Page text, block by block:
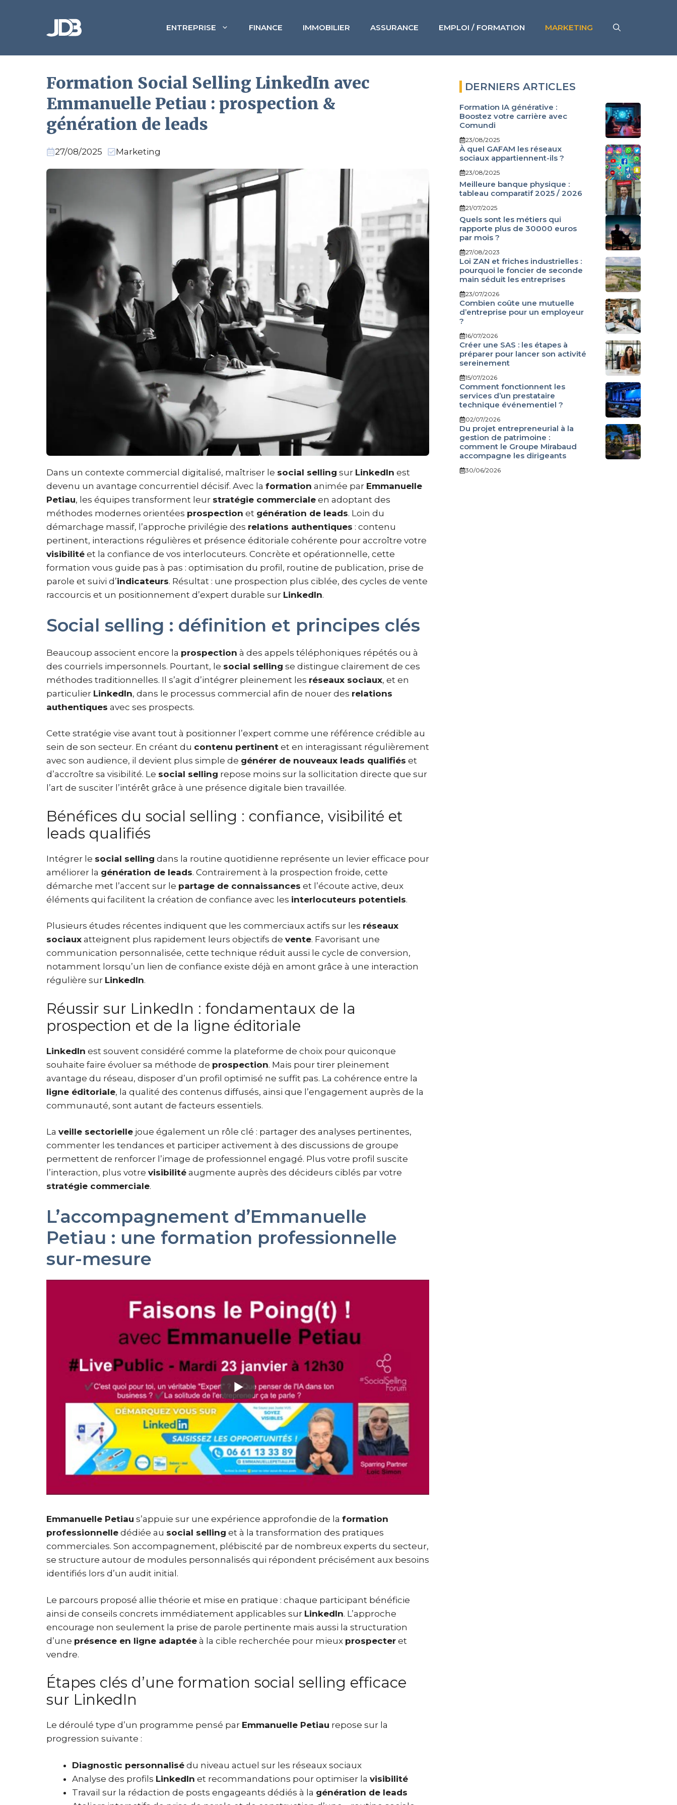
ENTREPRISE FINANCE IMMOBILIER ASSURANCE EMPLOI / FORMATION MARKETING
Formation Social Selling LinkedIn avec
Emmanuelle Petiau : prospection &
génération de leads
27/08/2025 Marketing
Dans un contexte commercial digitalisé, maîtriser le social selling sur LinkedIn est
devenu un avantage concurrentiel décisif. Avec la formation animée par Emmanuelle
Petiau, les équipes transforment leur stratégie commerciale en adoptant des
méthodes modernes orientées prospection et génération de leads. Loin du
démarchage massif, l’approche privilégie des relations authentiques : contenu
pertinent, interactions régulières et présence éditoriale cohérente pour accroître votre
visibilité et la confiance de vos interlocuteurs. Concrète et opérationnelle, cette
formation vous guide pas à pas : optimisation du profil, routine de publication, prise de
parole et suivi d’indicateurs. Résultat : une prospection plus ciblée, des cycles de vente
raccourcis et un positionnement d’expert durable sur LinkedIn.
Social selling : définition et principes clés
Beaucoup associent encore la prospection à des appels téléphoniques répétés ou à
des courriels impersonnels. Pourtant, le social selling se distingue clairement de ces
méthodes traditionnelles. Il s’agit d’intégrer pleinement les réseaux sociaux, et en
particulier LinkedIn, dans le processus commercial afin de nouer des relations
authentiques avec ses prospects.
Cette stratégie vise avant tout à positionner l’expert comme une référence crédible au
sein de son secteur. En créant du contenu pertinent et en interagissant régulièrement
avec son audience, il devient plus simple de générer de nouveaux leads qualifiés et
d’accroître sa visibilité. Le social selling repose moins sur la sollicitation directe que sur
l’art de susciter l’intérêt grâce à une présence digitale bien travaillée.
Bénéfices du social selling : confiance, visibilité et
leads qualifiés
Intégrer le social selling dans la routine quotidienne représente un levier efficace pour
améliorer la génération de leads. Contrairement à la prospection froide, cette
démarche met l’accent sur le partage de connaissances et l’écoute active, deux
éléments qui facilitent la création de confiance avec les interlocuteurs potentiels.
Plusieurs études récentes indiquent que les commerciaux actifs sur les réseaux
sociaux atteignent plus rapidement leurs objectifs de vente. Favorisant une
communication personnalisée, cette technique réduit aussi le cycle de conversion,
notamment lorsqu’un lien de confiance existe déjà en amont grâce à une interaction
régulière sur LinkedIn.
Réussir sur LinkedIn : fondamentaux de la
prospection et de la ligne éditoriale
LinkedIn est souvent considéré comme la plateforme de choix pour quiconque
souhaite faire évoluer sa méthode de prospection. Mais pour tirer pleinement
avantage du réseau, disposer d’un profil optimisé ne suffit pas. La cohérence entre la
ligne éditoriale, la qualité des contenus diffusés, ainsi que l’engagement auprès de la
communauté, sont autant de facteurs essentiels.
La veille sectorielle joue également un rôle clé : partager des analyses pertinentes,
commenter les tendances et participer activement à des discussions de groupe
permettent de renforcer l’image de professionnel engagé. Plus votre profil suscite
l’interaction, plus votre visibilité augmente auprès des décideurs ciblés par votre
stratégie commerciale.
L’accompagnement d’Emmanuelle
Petiau : une formation professionnelle
sur-mesure
Emmanuelle Petiau s’appuie sur une expérience approfondie de la formation
professionnelle dédiée au social selling et à la transformation des pratiques
commerciales. Son accompagnement, plébiscité par de nombreux experts du secteur,
se structure autour de modules personnalisés qui répondent précisément aux besoins
identifiés lors d’un audit initial.
Le parcours proposé allie théorie et mise en pratique : chaque participant bénéficie
ainsi de conseils concrets immédiatement applicables sur LinkedIn. L’approche
encourage non seulement la prise de parole pertinente mais aussi la structuration
d’une présence en ligne adaptée à la cible recherchée pour mieux prospecter et
vendre.
Étapes clés d’une formation social selling efficace
sur LinkedIn
Le déroulé type d’un programme pensé par Emmanuelle Petiau repose sur la
progression suivante :
Diagnostic personnalisé du niveau actuel sur les réseaux sociaux
Analyse des profils LinkedIn et recommandations pour optimiser la visibilité
Travail sur la rédaction de posts engageants dédiés à la génération de leads
DERNIERS ARTICLES
Formation IA générative :
Boostez votre carrière avec
Comundi
23/08/2025
À quel GAFAM les réseaux
sociaux appartiennent-ils ?
23/08/2025
Meilleure banque physique :
tableau comparatif 2025 / 2026
21/07/2025
Quels sont les métiers qui
rapporte plus de 30000 euros
par mois ?
27/08/2023
Loi ZAN et friches industrielles :
pourquoi le foncier de seconde
main séduit les entreprises
23/07/2026
Combien coûte une mutuelle
d’entreprise pour un employeur
?
16/07/2026
Créer une SAS : les étapes à
préparer pour lancer son activité
sereinement
15/07/2026
Comment fonctionnent les
services d’un prestataire
technique événementiel ?
02/07/2026
Du projet entrepreneurial à la
gestion de patrimoine :
comment le Groupe Mirabaud
accompagne les dirigeants
30/06/2026